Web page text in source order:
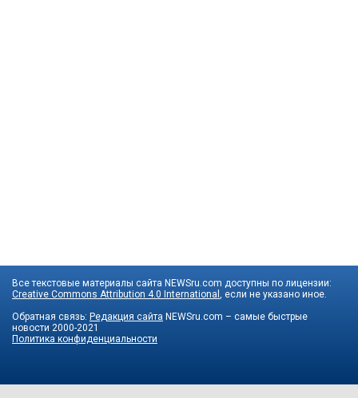
Все текстовые материалы сайта NEWSru.com доступны по лицензии:
Creative Commons Attribution 4.0 International , если не указано иное.
Обратная связь: Редакция сайта NEWSru.com – самые быстрые
новости 2000-2021
Политика конфиденциальности